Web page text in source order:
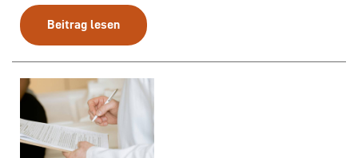
Beitrag lesen